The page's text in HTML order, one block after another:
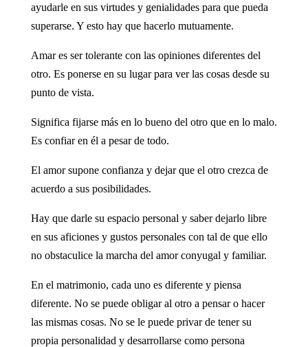
ayudarle en sus virtudes y genialidades para que pueda
superarse. Y esto hay que hacerlo mutuamente.
Amar es ser tolerante con las opiniones diferentes del
otro. Es ponerse en su lugar para ver las cosas desde su
punto de vista.
Significa fijarse más en lo bueno del otro que en lo malo.
Es confiar en él a pesar de todo.
El amor supone confianza y dejar que el otro crezca de
acuerdo a sus posibilidades.
Hay que darle su espacio personal y saber dejarlo libre
en sus aficiones y gustos personales con tal de que ello
no obstaculice la marcha del amor conyugal y familiar.
En el matrimonio, cada uno es diferente y piensa
diferente. No se puede obligar al otro a pensar o hacer
las mismas cosas. No se le puede privar de tener su
propia personalidad y desarrollarse como persona